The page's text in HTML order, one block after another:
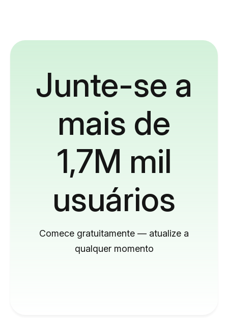
Junte-se a
mais de
1,7M mil
usuários
Comece gratuitamente — atualize a
qualquer momento